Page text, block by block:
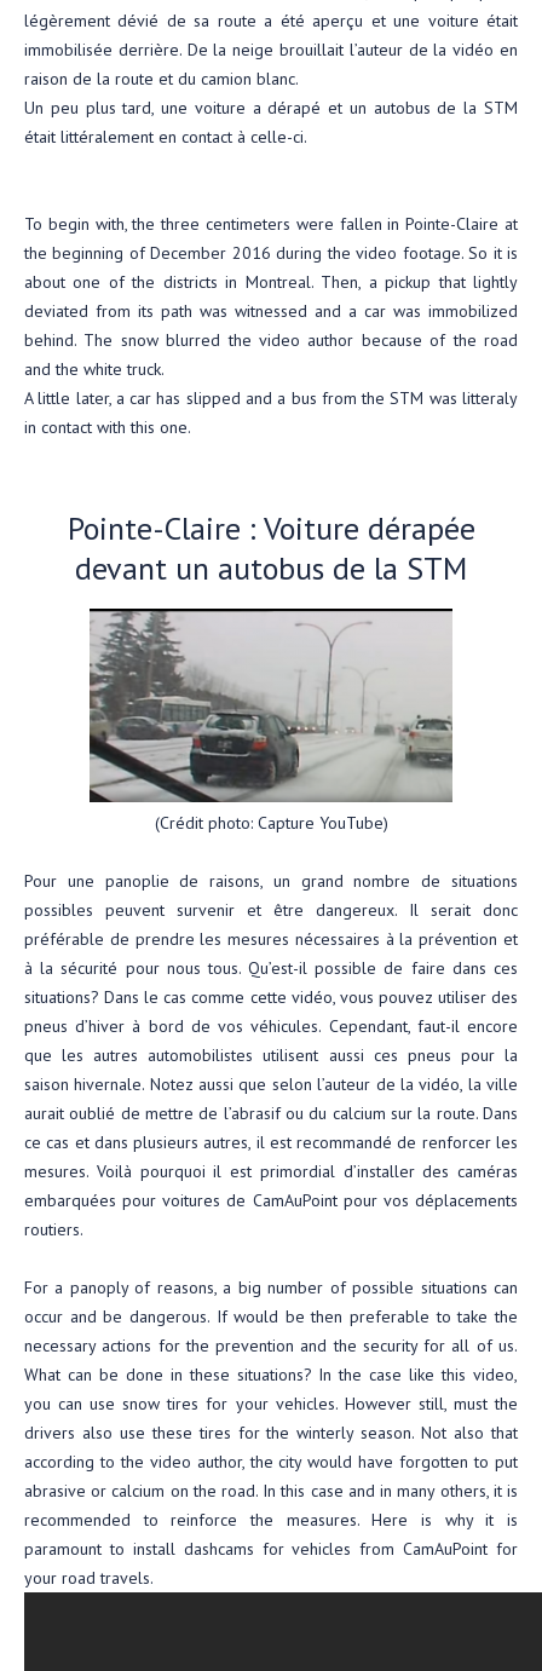
légèrement dévié de sa route a été aperçu et une voiture était
immobilisée derrière. De la neige brouillait l’auteur de la vidéo en
raison de la route et du camion blanc.
Un peu plus tard, une voiture a dérapé et un autobus de la STM
était littéralement en contact à celle-ci.
To begin with, the three centimeters were fallen in Pointe-Claire at
the beginning of December 2016 during the video footage. So it is
about one of the districts in Montreal. Then, a pickup that lightly
deviated from its path was witnessed and a car was immobilized
behind. The snow blurred the video author because of the road
and the white truck.
A little later, a car has slipped and a bus from the STM was litteraly
in contact with this one.
Pointe-Claire : Voiture dérapée
devant un autobus de la STM
(Crédit photo: Capture YouTube)
Pour une panoplie de raisons, un grand nombre de situations
possibles peuvent survenir et être dangereux. Il serait donc
préférable de prendre les mesures nécessaires à la prévention et
à la sécurité pour nous tous. Qu’est-il possible de faire dans ces
situations? Dans le cas comme cette vidéo, vous pouvez utiliser des
pneus d’hiver à bord de vos véhicules. Cependant, faut-il encore
que les autres automobilistes utilisent aussi ces pneus pour la
saison hivernale. Notez aussi que selon l’auteur de la vidéo, la ville
aurait oublié de mettre de l’abrasif ou du calcium sur la route. Dans
ce cas et dans plusieurs autres, il est recommandé de renforcer les
mesures. Voilà pourquoi il est primordial d’installer des caméras
embarquées pour voitures de CamAuPoint pour vos déplacements
routiers.
For a panoply of reasons, a big number of possible situations can
occur and be dangerous. If would be then preferable to take the
necessary actions for the prevention and the security for all of us.
What can be done in these situations? In the case like this video,
you can use snow tires for your vehicles. However still, must the
drivers also use these tires for the winterly season. Not also that
according to the video author, the city would have forgotten to put
abrasive or calcium on the road. In this case and in many others, it is
recommended to reinforce the measures. Here is why it is
paramount to install dashcams for vehicles from CamAuPoint for
your road travels.